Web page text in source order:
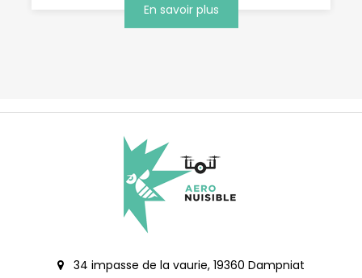
En savoir plus
34 impasse de la vaurie, 19360 Dampniat